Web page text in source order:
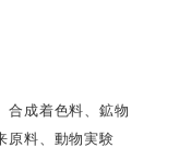
合成着色料、鉱物
原料、動物実験